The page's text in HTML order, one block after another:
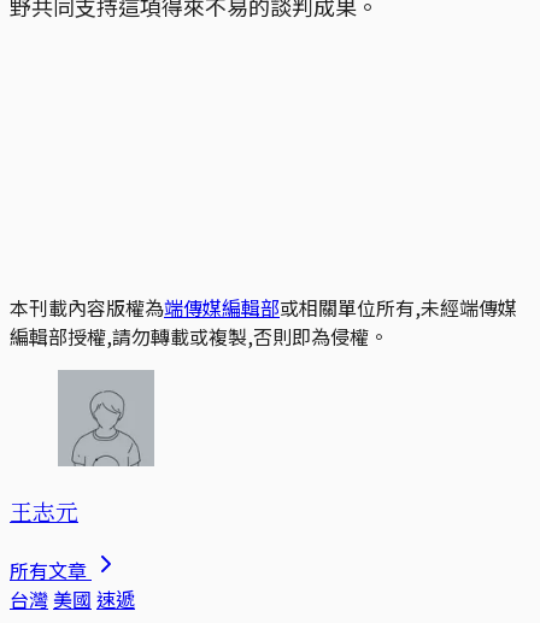
本刊載內容版權為端傳媒編輯部或相關單位所有,未經端傳媒
編輯部授權,請勿轉載或複製,否則即為侵權。
王志元
所有文章
台灣 美國 速遞